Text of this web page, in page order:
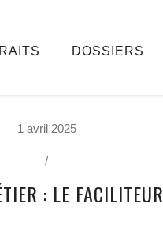
DOSSIERS
1 avril 2025
/
: LE FACILITEUR